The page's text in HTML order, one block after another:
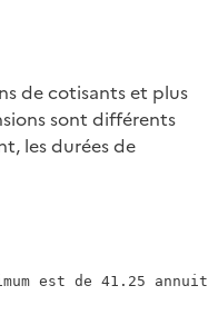
de cotisants et plus
sont différents
les durées de